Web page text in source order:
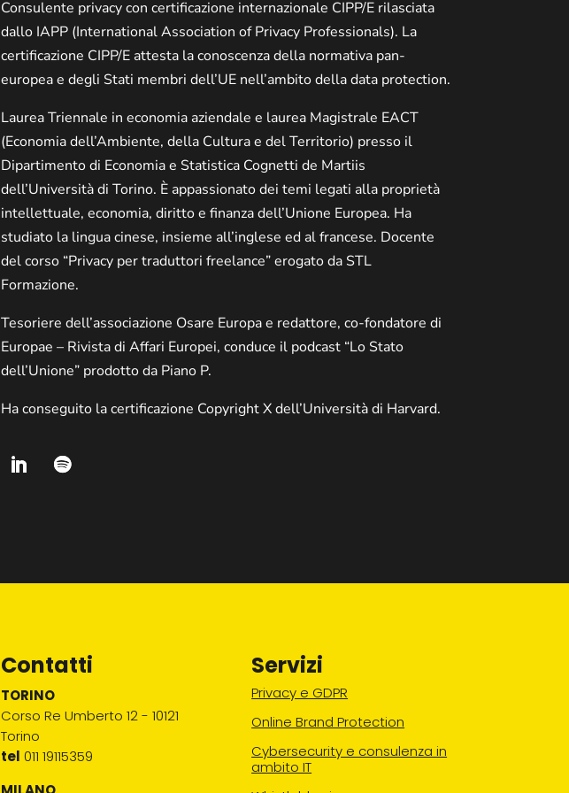
Consulente privacy con certificazione internazionale CIPP/E rilasciata
dallo IAPP (International Association of Privacy Professionals). La
certificazione CIPP/E attesta la conoscenza della normativa pan-
europea e degli Stati membri dell’UE nell’ambito della data protection.
Laurea Triennale in economia aziendale e laurea Magistrale EACT
(Economia dell’Ambiente, della Cultura e del Territorio) presso il
Dipartimento di Economia e Statistica Cognetti de Martiis
dell’Università di Torino. È appassionato dei temi legati alla proprietà
intellettuale, economia, diritto e finanza dell’Unione Europea. Ha
studiato la lingua cinese, insieme all’inglese ed al francese. Docente
del corso “Privacy per traduttori freelance” erogato da STL
Formazione.
Tesoriere dell’associazione Osare Europa e redattore, co-fondatore di
Europae – Rivista di Affari Europei, conduce il podcast “Lo Stato
dell’Unione” prodotto da Piano P.
Ha conseguito la certificazione Copyright X dell’Università di Harvard.
Contatti
TORINO
Corso Re Umberto 12 - 10121
Torino
tel 011 19115359
Servizi
Privacy e GDPR
Online Brand Protection
Cybersecurity e consulenza in
ambito IT